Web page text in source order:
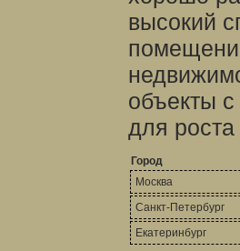
высокий
объекты
для
Город
Москва
Санкт-Петербург
Екатеринбург